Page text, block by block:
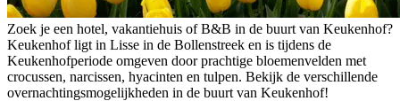
Zoek je een hotel, vakantiehuis of B&B in de buurt van Keukenhof?
Keukenhof ligt in Lisse in de Bollenstreek en is tijdens de
Keukenhofperiode omgeven door prachtige bloemenvelden met
crocussen, narcissen, hyacinten en tulpen. Bekijk de verschillende
overnachtingsmogelijkheden in de buurt van Keukenhof!